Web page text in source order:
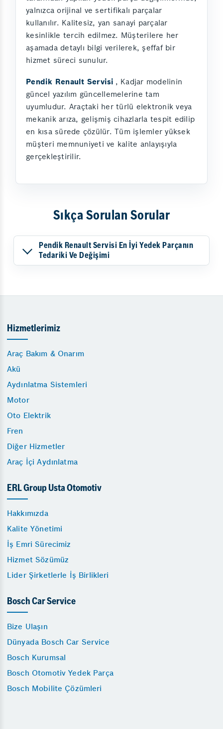
yalnızca orijinal ve sertifikalı parçalar
kullanılır. Kalitesiz, yan sanayi parçalar
kesinlikle tercih edilmez. Müşterilere her
aşamada detaylı bilgi verilerek, şeffaf bir
hizmet süreci sunulur.
Pendik Renault Servisi , Kadjar modelinin
güncel yazılım güncellemelerine tam
uyumludur. Araçtaki her türlü elektronik veya
mekanik arıza, gelişmiş cihazlarla tespit edilip
en kısa sürede çözülür. Tüm işlemler yüksek
müşteri memnuniyeti ve kalite anlayışıyla
gerçekleştirilir.
Sıkça Sorulan Sorular
Pendik Renault Servisi En İyi Yedek Parçanın
Tedariki Ve Değişimi
Hizmetlerimiz
Araç Bakım & Onarım
Akü
Aydınlatma Sistemleri
Motor
Oto Elektrik
Fren
Diğer Hizmetler
Araç İçi Aydınlatma
ERL Group Usta Otomotiv
Hakkımızda
Kalite Yönetimi
İş Emri Sürecimiz
Hizmet Sözümüz
Lider Şirketlerle İş Birlikleri
Bosch Car Service
Bize Ulaşın
Dünyada Bosch Car Service
Bosch Kurumsal
Bosch Otomotiv Yedek Parça
Bosch Mobilite Çözümleri